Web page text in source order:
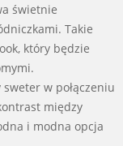
świetnie
Takie
który będzie
sweter w połączeniu
między
i modna opcja